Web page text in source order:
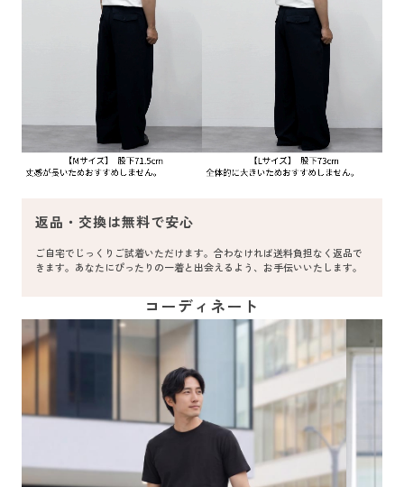
返品・交換は無料で安心
ご自宅でじっくりご試着いただけます。合わなければ送料負担なく返品で
きます。あなたにぴったりの一着と出会えるよう、お手伝いいたします。
コーディネート